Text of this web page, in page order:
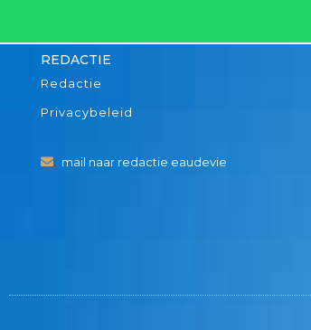
REDACTIE
Redactie
Privacybeleid
mail naar redactie eaudevie